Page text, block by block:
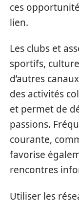
ces
lien.
Les clubs et
sportifs,
d’autres
des activités
et permet de
passions.
courante,
favorise
rencontres
Utiliser les